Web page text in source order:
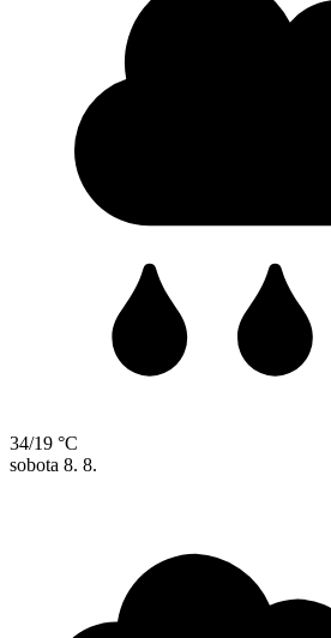
34/19 °C
sobota 8. 8.